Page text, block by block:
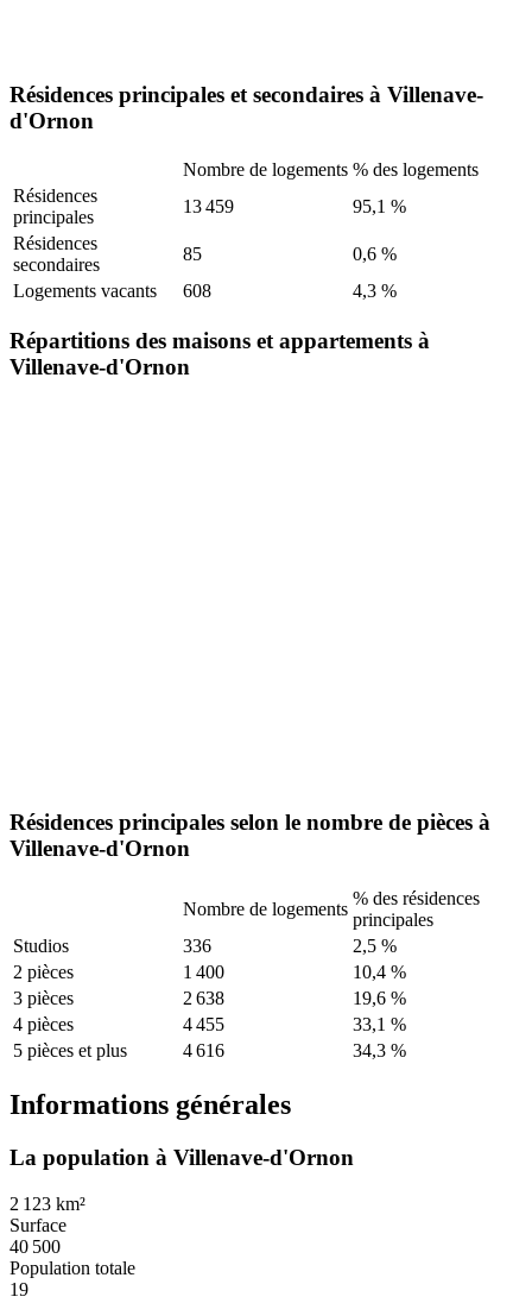
Résidences principales et secondaires à Villenave-
d'Ornon
Nombre de logements % des logements
Résidences
principales
13 459
95,1 %
Résidences
secondaires
85
0,6 %
Logements vacants
608 4,3 %
Répartitions des maisons et appartements à
Villenave-d'Ornon
Résidences principales selon le nombre de pièces à
Villenave-d'Ornon
Nombre de logements
% des résidences
principales
Studios
336
2,5 %
2 pièces
1 400
10,4 %
3 pièces
2 638
19,6 %
4 pièces
4 455
33,1 %
5 pièces et plus
4 616 34,3 %
Informations générales
La population à Villenave-d'Ornon
2 123 km²
Surface
40 500
Population totale
19